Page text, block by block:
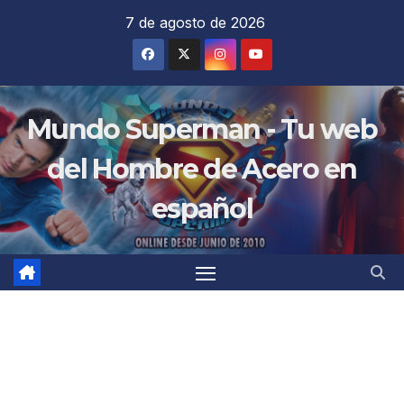
7 de agosto de 2026
Mundo Superman - Tu web
del Hombre de Acero en
español